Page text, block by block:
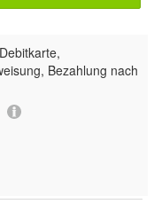
Bezahlung nach